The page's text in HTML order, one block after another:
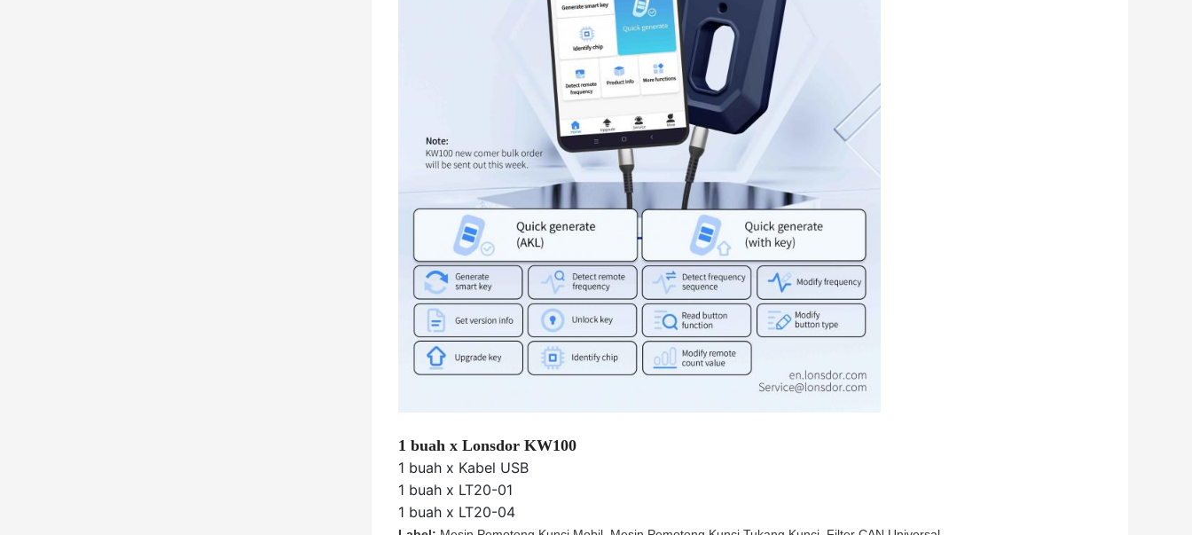
1 buah x Lonsdor KW100
1 buah x Kabel USB
1 buah x LT20-01
1 buah x LT20-04